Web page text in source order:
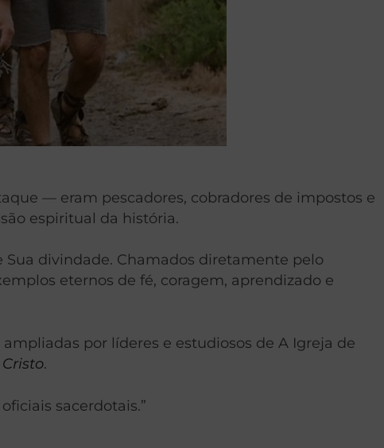
— eram pescadores, cobradores de impostos e
espiritual da história.
divindade. Chamados diretamente pelo
eternos de fé, coragem, aprendizado e
por líderes e estudiosos de A Igreja de
Cristo.
sacerdotais.”